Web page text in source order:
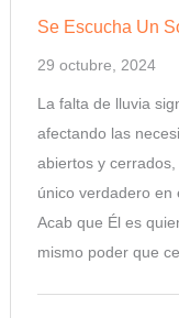
Se Escucha Un
29 octubre, 2024
La falta de lluvia
afectando las
abiertos y
único verdadero en
Acab que Él es
mismo poder que